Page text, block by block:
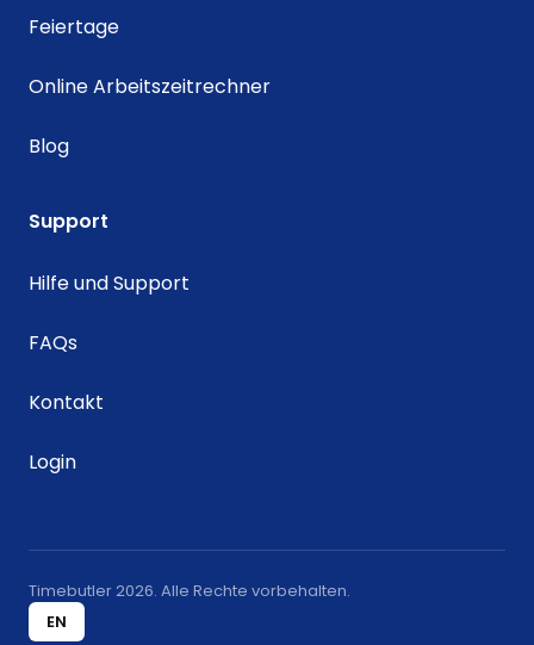
Feiertage
Online Arbeitszeitrechner
Blog
Support
Hilfe und Support
FAQs
Kontakt
Login
Timebutler 2026. Alle Rechte vorbehalten.
EN